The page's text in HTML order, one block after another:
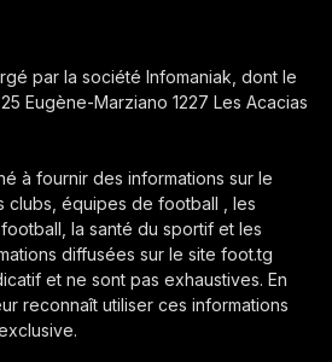
par la société Infomaniak, dont le
Eugène-Marziano 1227 Les Acacias
à fournir des informations sur le
clubs, équipes de football , les
la santé du sportif et les
diffusées sur le site foot.tg
et ne sont pas exhaustives. En
reconnaît utiliser ces informations